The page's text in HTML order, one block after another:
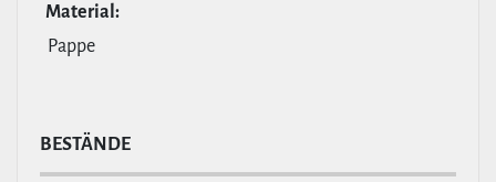
Material:
Pappe
BESTÄNDE